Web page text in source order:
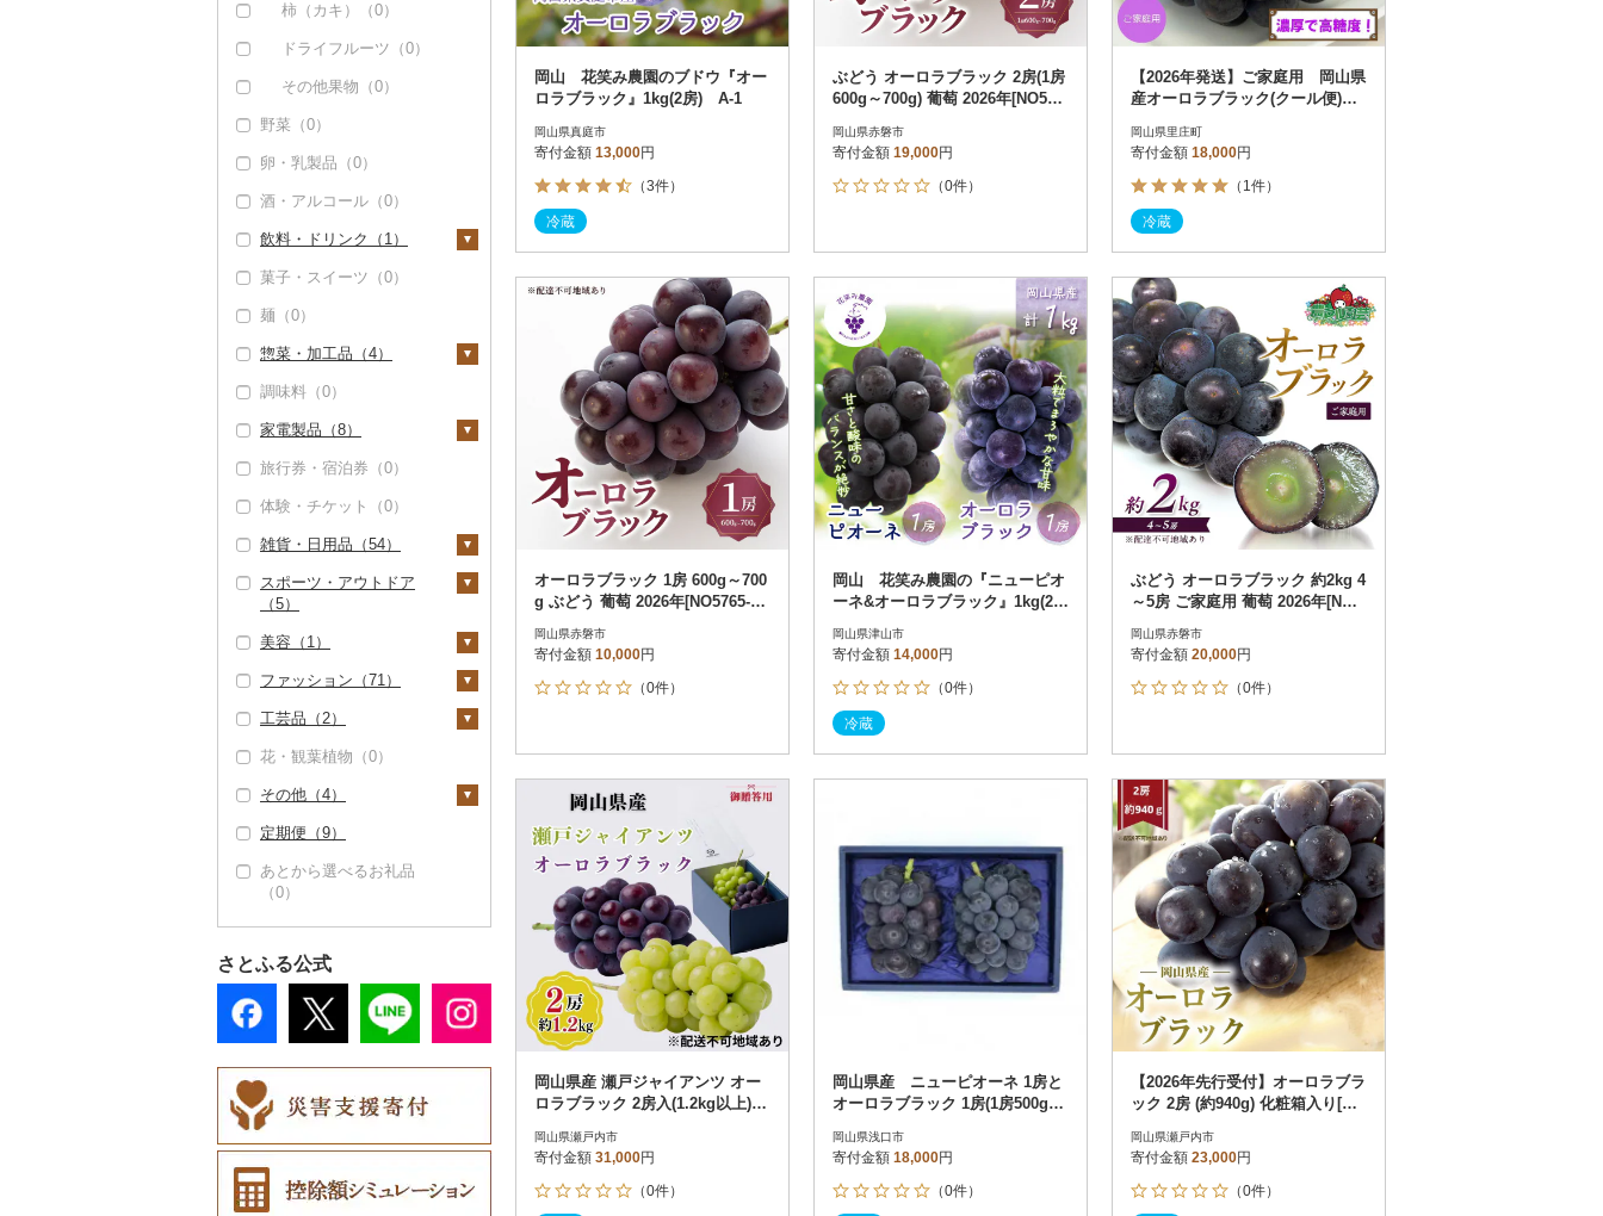
柿（カキ）（0）
ドライフルーツ（0）
その他果物（0）
野菜（0）
卵・乳製品（0）
酒・アルコール（0）
飲料・ドリンク（1）
水・ミネラルウォータ
（0）
茶（1）
飲料（0）
茶葉・ティーバッグ
静岡茶（0）
知覧茶（0）
八女茶（0）
その他茶（0）
果汁飲料（0）
紅茶（0）
その他飲料・ジュース
（0）
菓子・スイーツ（0）
麺（0）
惣菜・加工品（4）
惣菜（0）
カレー・シチュー
スープ（0）
豆腐・納豆（0）
漬物（0）
缶詰・瓶詰（0）
乾物（0）
燻製（スモーク）
その他加工品（4）
調味料（0）
家電製品（8）
季節・空調家電（0）
キッチン家電（0）
照明器具（2）
パソコン・周辺機器
（0）
TV・オーディオ・カ
旅行券・宿泊券（0）
体験・チケット（0）
雑貨・日用品（54）
家具・インテリア
（5）
タンス（0）
机・テーブル（0）
椅子・チェア・ソファ
ア（5）
寝具（27）
布団（0）
枕（0）
毛布（14）
タオルケット（0）
その他寝具（13）
タオル（0）
文房具・印鑑（0）
食器（8）
グラス・カップ（4）
タンブラー（5）
箸（0）
ナイフ（0）
皿・椀（0）
弁当箱（0）
その他食器（0）
キッチン用品（3）
包丁（0）
フライパン（0）
土鍋（0）
その他キッチン用品
（3）
日用品（14）
洗剤（0）
（8）
ティッシュ（0）
その他日用品（10）
楽器・器材（1）
（1）
ご当地キャラクター
（0）
ベビー用品（0）
ペット用品（0）
防災グッズ（6）
その他雑貨（11）
スポーツ・アウトドア
（5）
ゴルフ（0）
釣り（0）
サイクリング（0）
アウトドア・キャンプ
美容（1）
スキンケア（0）
シャンプー・リンス
（0）
入浴剤（0）
アロマ（0）
その他美容（1）
ファッション（71）
鞄・バッグ（1）
トートバッグ・ショル
ツケース（0）
その他鞄・バッグ
（0）
洋服（0）
和服（0）
靴・履物（2）
靴・シューズ（0）
（0）
その他靴・履物（2）
アクセサリー（68）
ス（52）
ピアス・イヤリング
真珠・パール（52）
その他アクセサリー
ショール・ストール
（0）
ネクタイ・ベルト
（0）
マフラー・手袋（0）
その他服飾小物（2）
工芸品（2）
織物（0）
陶器・漆器（0）
その他装飾品・工芸品
数珠（0）
工芸品（2）
播州そろばん（0）
美濃和紙（0）
民芸品（0）
花・観葉植物（0）
その他（4）
地域サービス（0）
その他（4）
定期便（9）
あとから選べるお礼品
（0）
さとふる公式
岡山 花笑み農園のブドウ『オー
ロラブラック』1kg(2房) A-1
岡山県真庭市
寄付金額 13,000円
（3件）
冷蔵
ぶどう オーロラブラック 2房(1房
600g～700g) 葡萄 2026年[NO576
岡山県赤磐市
寄付金額 19,000円
（0件）
【2026年発送】ご家庭用 岡山県
産オーロラブラック(クール便)約
岡山県里庄町
寄付金額 18,000円
（1件）
冷蔵
オーロラブラック 1房 600g～700
g ぶどう 葡萄 2026年[NO5765-08
岡山県赤磐市
寄付金額 10,000円
（0件）
岡山 花笑み農園の『ニューピオ
ーネ&オーロラブラック』1kg(2
岡山県津山市
寄付金額 14,000円
（0件）
冷蔵
ぶどう オーロラブラック 約2kg 4
～5房 ご家庭用 葡萄 2026年[NO5
岡山県赤磐市
寄付金額 20,000円
（0件）
岡山県産 瀬戸ジャイアンツ オー
ロラブラック 2房入(1.2kg以上)
岡山県瀬戸内市
寄付金額 31,000円
（0件）
岡山県産 ニューピオーネ 1房と
オーロラブラック 1房(1房500g前
岡山県浅口市
寄付金額 18,000円
（0件）
【2026年先行受付】オーロラブラ
ック 2房 (約940g) 化粧箱入り[No.
岡山県瀬戸内市
寄付金額 23,000円
（0件）